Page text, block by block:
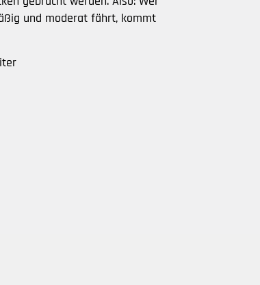
und moderat fährt, kommt